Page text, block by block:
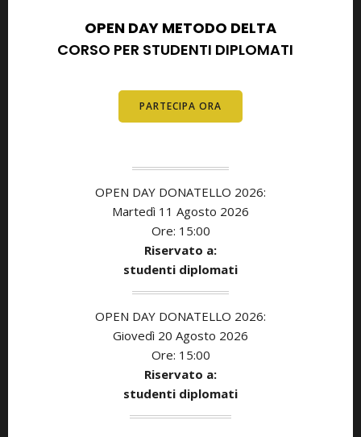
OPEN DAY METODO DELTA
CORSO PER STUDENTI DIPLOMATI
PARTECIPA ORA
OPEN DAY DONATELLO 2026:
Martedì 11 Agosto 2026
Ore: 15:00
Riservato a:
studenti diplomati
OPEN DAY DONATELLO 2026:
Giovedì 20 Agosto 2026
Ore: 15:00
Riservato a:
studenti diplomati